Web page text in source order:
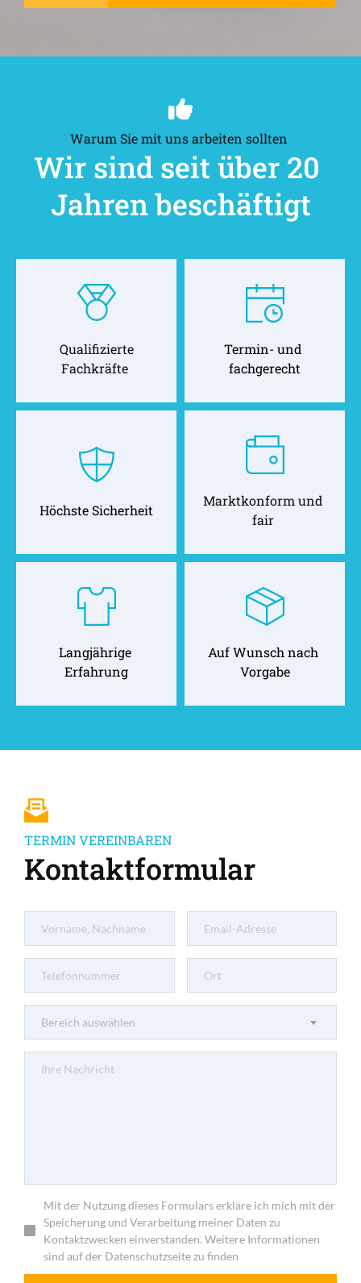
Warum Sie mit uns arbeiten sollten
Wir sind seit über 20
Jahren beschäftigt
Qualifizierte
Fachkräfte
Termin- und
fachgerecht
Höchste Sicherheit
Marktkonform und
fair
Langjährige
Erfahrung
Auf Wunsch nach
Vorgabe
TERMIN VEREINBAREN
Kontaktformular
Bereich auswählen
Mit der Nutzung dieses Formulars erkläre ich mich mit der
Speicherung und Verarbeitung meiner Daten zu
Kontaktzwecken einverstanden. Weitere Informationen
sind auf der Datenschutzseite zu finden